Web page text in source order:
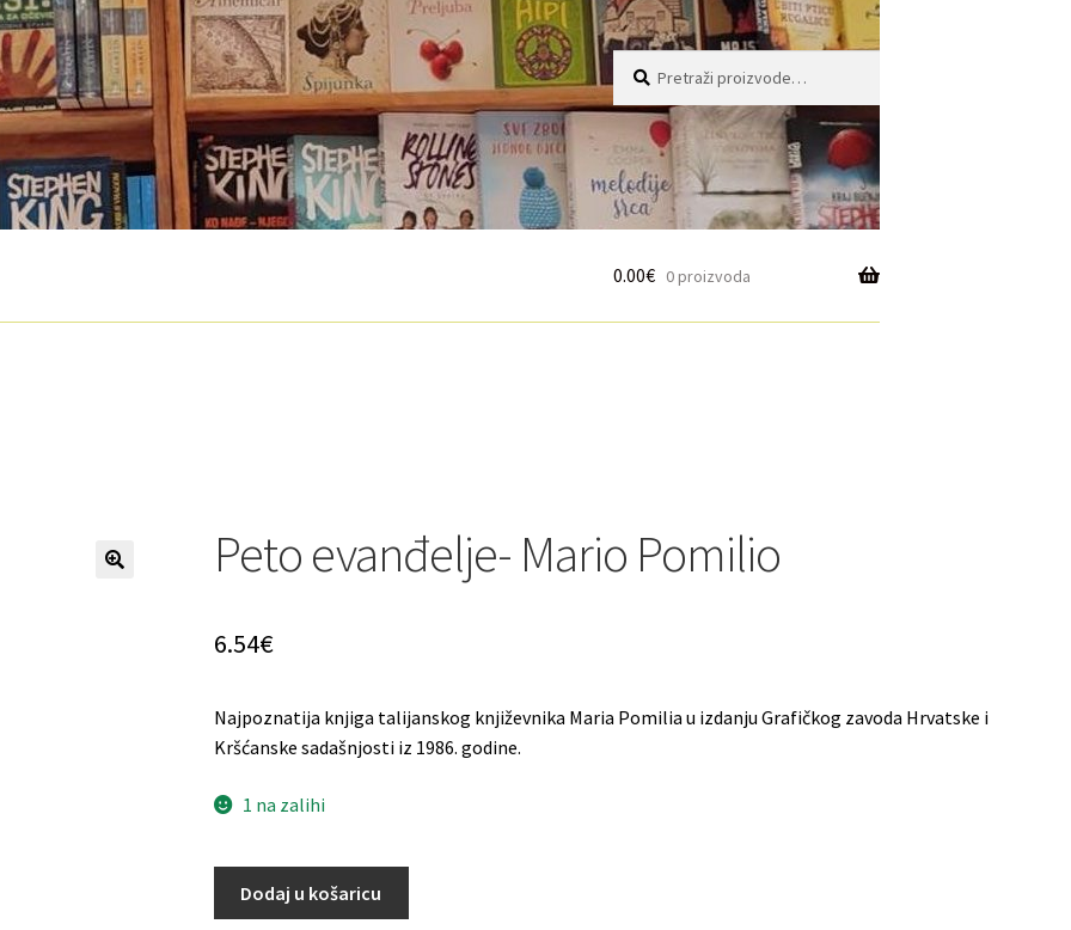
0.00€ 0 proizvoda
Peto evanđelje- Mario Pomilio
6.54€
Najpoznatija knjiga talijanskog književnika Maria Pomilia u izdanju Grafičkog zavoda Hrvatske i
Kršćanske sadašnjosti iz 1986. godine.
1 na zalihi
Dodaj u košaricu